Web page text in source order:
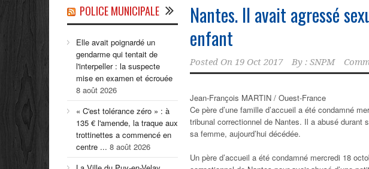
Nantes. Il avait agressé
enfant
Posted On 19 Oct 2017 By : SNPM
Jean-François MARTIN / Ouest-France
Ce père d’une famille d’accueil a été condamné
tribunal correctionnel de Nantes. Il a abusé durant
sa femme, aujourd’hui décédée.
Un père d’accueil a été condamné mercredi 18
POLICE MUNICIPALE
Elle avait poignardé un
gendarme qui tentait de
l'interpeller : la suspecte
mise en examen et écrouée
8 août 2026
« C'est tolérance zéro » : à
135 € l'amende, la traque aux
trottinettes a commencé en
centre ... 8 août 2026